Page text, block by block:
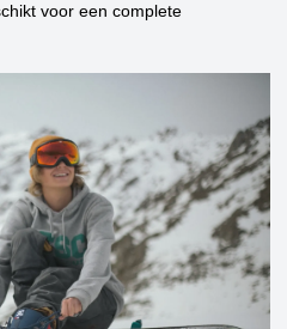
voor een complete